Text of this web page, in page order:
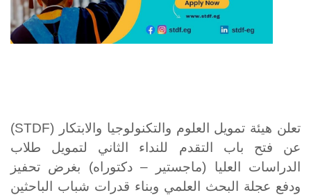
تعلن هيئة تمويل العلوم والتكنولوجيا والابتكار (STDF)
عن فتح باب التقدم للنداء الثاني لتمويل طلاب
الدراسات العليا (ماجستير – دكتوراه) بغرض تحفيز
ودفع عجلة البحث العلمي وبناء قدرات شباب الباحثين